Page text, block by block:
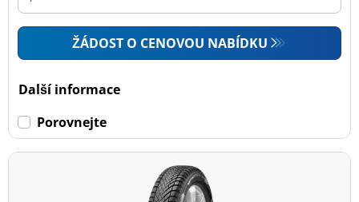
ŽÁDOST O CENOVOU NABÍDKU
Další informace
Porovnejte